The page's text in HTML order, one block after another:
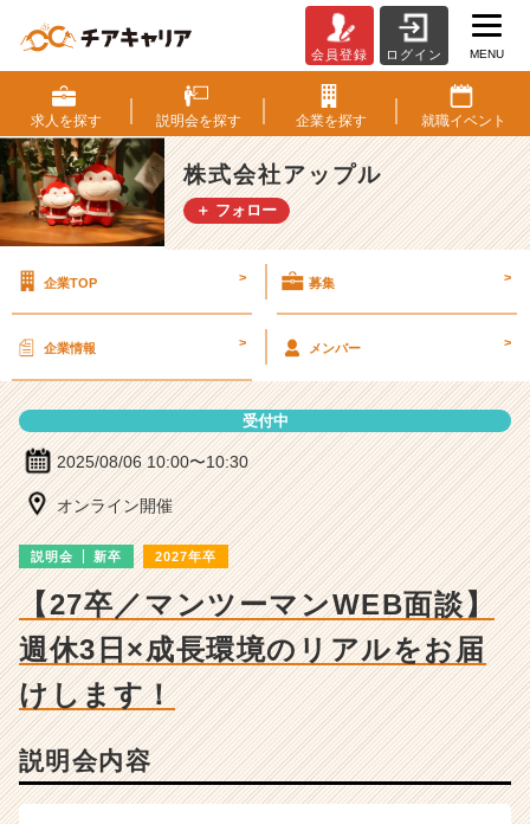
式
会
社
ア
ッ
プ
明
細
|
ベ
ン
成
企
業
か
ト
が
会員登録 ログイン MENU
求人を探す 説明会を探す 企業を探す 就職イベント
株式会社アップル
＋ フォロー
企業TOP > 募集 >
企業情報 > メンバー >
受付中
2025/08/06 10:00〜10:30
オンライン開催
説明会 新卒 2027年卒
【27卒／マンツーマンWEB面談】
週休3日×成長環境のリアルをお届
けします！
説明会内容